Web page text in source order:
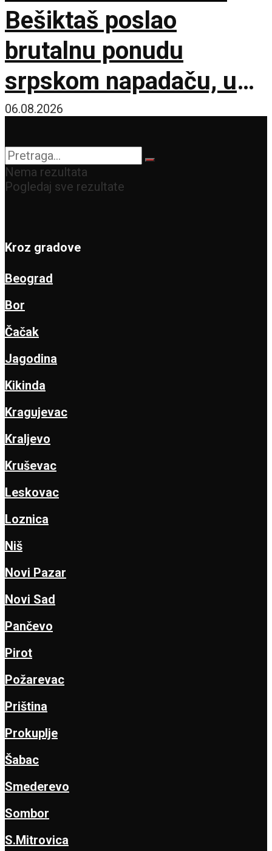
Bešiktaš poslao
brutalnu ponudu
srpskom napadaču, u
trku se uključio i
Atletiko Madrid!
06.08.2026
Nema rezultata
Pogledaj sve rezultate
Kroz gradove
Beograd
Bor
Čačak
Jagodina
Kikinda
Kragujevac
Kraljevo
Kruševac
Leskovac
Loznica
Niš
Novi Pazar
Novi Sad
Pančevo
Pirot
Požarevac
Priština
Prokuplje
Šabac
Smederevo
Sombor
S.Mitrovica